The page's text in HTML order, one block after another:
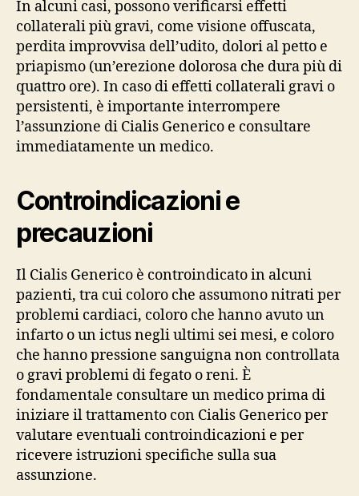
In alcuni casi, possono verificarsi effetti
collaterali più gravi, come visione offuscata,
perdita improvvisa dell’udito, dolori al petto e
priapismo (un’erezione dolorosa che dura più di
quattro ore). In caso di effetti collaterali gravi o
persistenti, è importante interrompere
l’assunzione di Cialis Generico e consultare
immediatamente un medico.
Controindicazioni e
precauzioni
Il Cialis Generico è controindicato in alcuni
pazienti, tra cui coloro che assumono nitrati per
problemi cardiaci, coloro che hanno avuto un
infarto o un ictus negli ultimi sei mesi, e coloro
che hanno pressione sanguigna non controllata
o gravi problemi di fegato o reni. È
fondamentale consultare un medico prima di
iniziare il trattamento con Cialis Generico per
valutare eventuali controindicazioni e per
ricevere istruzioni specifiche sulla sua
assunzione.